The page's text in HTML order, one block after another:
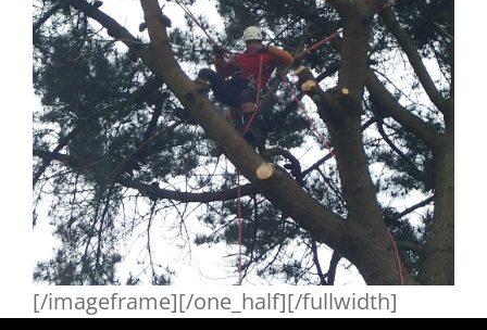
[/imageframe][/one_half][/fullwidth]